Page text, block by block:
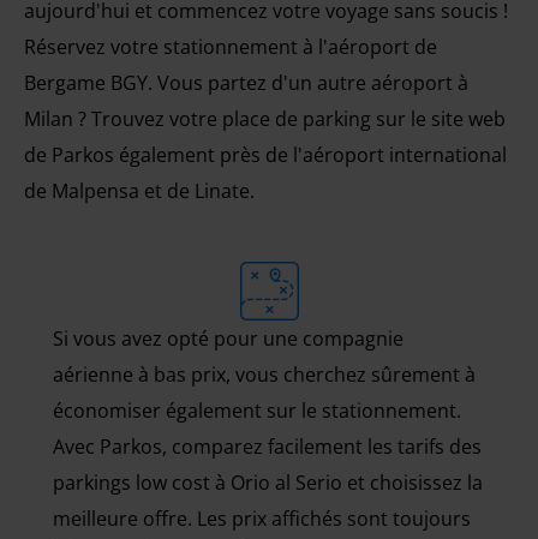
aujourd'hui et commencez votre voyage sans soucis !
Réservez votre stationnement à l'aéroport de
Bergame BGY. Vous partez d'un autre aéroport à
Milan ? Trouvez votre place de parking sur le site web
de Parkos également près de l'aéroport international
de Malpensa et de Linate.
Si vous avez opté pour une compagnie
aérienne à bas prix, vous cherchez sûrement à
économiser également sur le stationnement.
Avec Parkos, comparez facilement les tarifs des
parkings low cost à Orio al Serio et choisissez la
meilleure offre. Les prix affichés sont toujours